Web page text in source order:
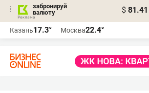
забронируй
валюту
$ 81.41
Казань17.3° Москва22.4°